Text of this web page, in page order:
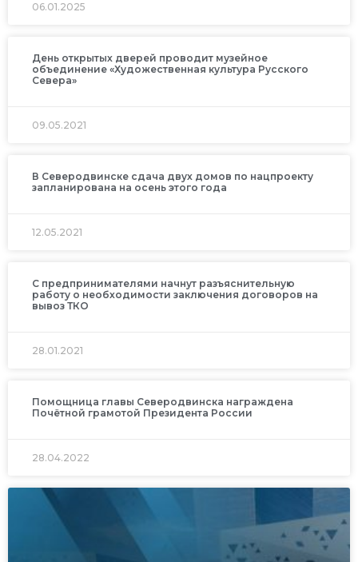
06.01.2025
День открытых дверей проводит музейное
объединение «Художественная культура Русского
Севера»
09.05.2021
В Северодвинске сдача двух домов по нацпроекту
запланирована на осень этого года
12.05.2021
С предпринимателями начнут разъяснительную
работу о необходимости заключения договоров на
вывоз ТКО
28.01.2021
Помощница главы Северодвинска награждена
Почётной грамотой Президента России
28.04.2022